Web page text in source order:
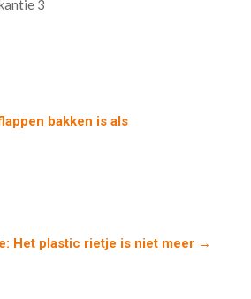
bakken is als
Het plastic rietje is niet meer →